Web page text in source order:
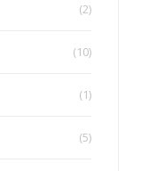
(2)
(10)
(1)
(5)